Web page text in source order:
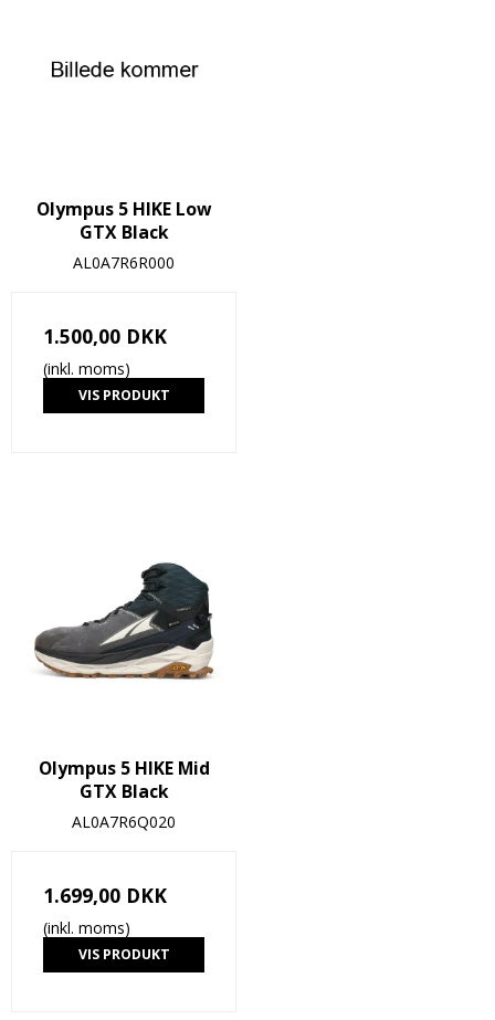
Olympus 5 HIKE Low
GTX Black
AL0A7R6R000
1.500,00 DKK
(inkl. moms)
VIS PRODUKT
Olympus 5 HIKE Mid
GTX Black
AL0A7R6Q020
1.699,00 DKK
(inkl. moms)
VIS PRODUKT